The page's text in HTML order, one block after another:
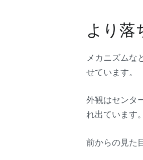
より落
メカニズムな
せています。
外観はセンタ
れ出ています。
前からの見た